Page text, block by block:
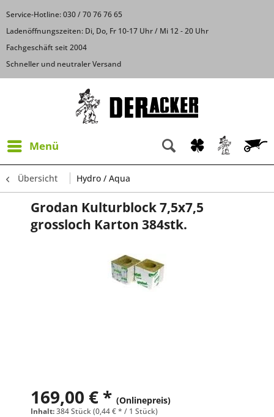
Service-Hotline: 030 / 70 76 76 65
Ladenöffnungszeiten: Di, Do, Fr 10-17 Uhr / Mi 12 - 20 Uhr
Fachgeschäft seit 2004
Schneller und neutraler Versand
Menü
Übersicht Hydro / Aqua
Grodan Kulturblock 7,5x7,5
grossloch Karton 384stk.
169,00 € * (Onlinepreis)
Inhalt:384 Stück (0,44 € * / 1 Stück)